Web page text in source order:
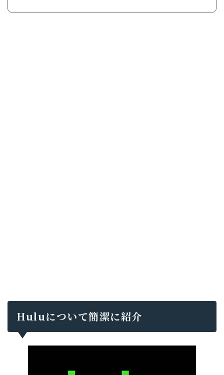
Huluについて簡潔に紹介